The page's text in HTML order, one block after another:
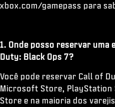
xbox.com/gamepass para
1. Onde posso reservar uma
Duty: Black Ops 7?
Você pode reservar Call of
Microsoft Store, PlayStation
Store e na maioria dos